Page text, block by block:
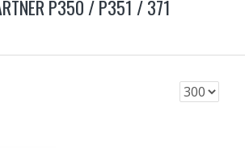
P350 / P351 / 371